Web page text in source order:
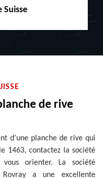
de rive
d’une planche de rive qui
1463, contactez la société
orienter. La société
a une excellente